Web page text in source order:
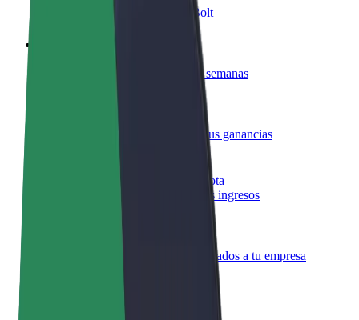
Gana dinero colaborando con Bolt
Repartí comida y cobrá todas las semanas
Llegá a más clientes y maximizá tus ganancias
Registrarse como propietario de flota
Añadí tu flota a Bolt y potenciá tus ingresos
Productos y servicios de Bolt adaptados a tu empresa